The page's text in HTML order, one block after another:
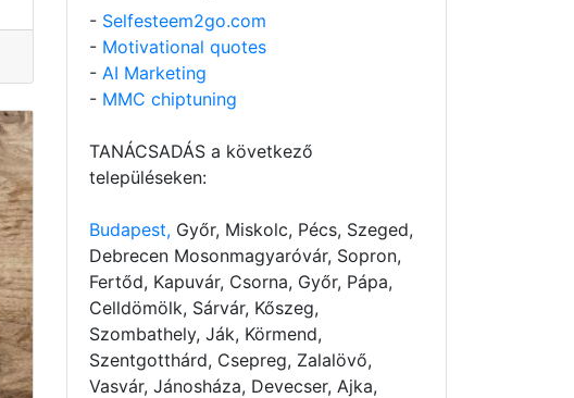
- Selfesteem2go.com
- Motivational quotes
- AI Marketing
- MMC chiptuning
TANÁCSADÁS a következő
településeken:
Budapest, Győr, Miskolc, Pécs, Szeged,
Debrecen Mosonmagyaróvár, Sopron,
Fertőd, Kapuvár, Csorna, Győr, Pápa,
Celldömölk, Sárvár, Kőszeg,
Szombathely, Ják, Körmend,
Szentgotthárd, Csepreg, Zalalövő,
Vasvár, Jánosháza, Devecser, Ajka,